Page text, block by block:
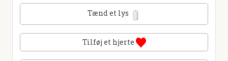
Tænd et lys
Tilføj et hjerte